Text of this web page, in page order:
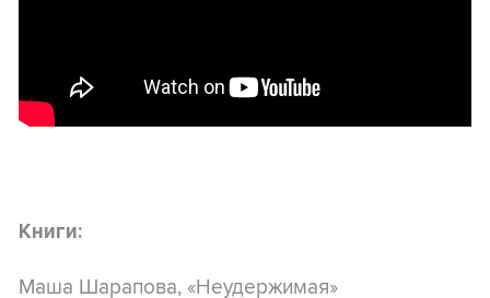
Книги:
Маша Шарапова, «Неудержимая»